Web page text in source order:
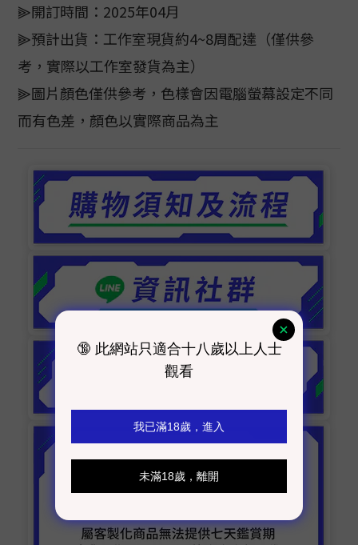
⫸開訂時間：2025年04月
⫸預計出貨：工作室現貨約4~8周配達（僅供參
考，實際以工作室發貨為主）
⫸圖片顏色僅供參考，色樣會因電腦螢幕設定不同
而有色差，顏色以實際商品為主